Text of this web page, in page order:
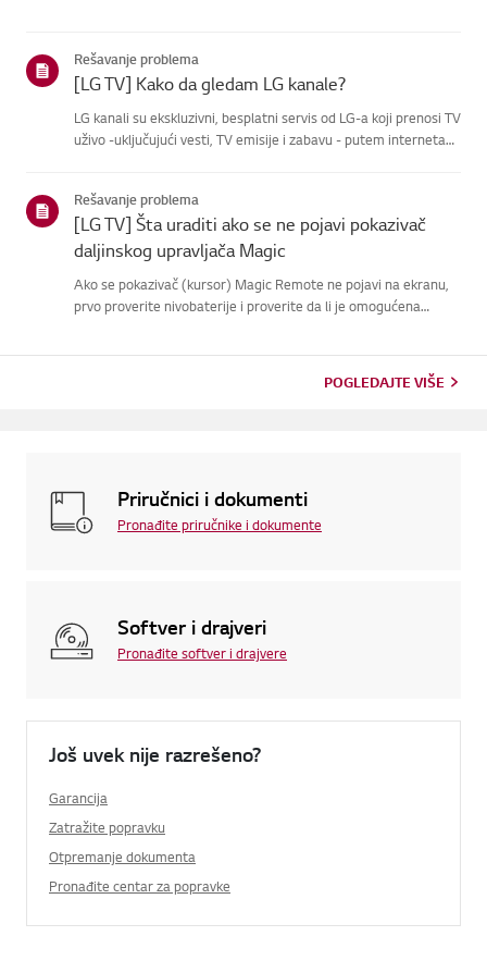
Rešavanje problema
[LG TV] Kako da gledam LG kanale?
LG kanali su ekskluzivni, besplatni servis od LG-a koji prenosi TV
uživo -uključujući vesti, TV emisije i zabavu - putem interneta
Rešavanje problema
[LG TV] Šta uraditi ako se ne pojavi pokazivač
daljinskog upravljača Magic
Ako se pokazivač (kursor) Magic Remote ne pojavi na ekranu,
prvo proverite nivobaterije i proverite da li je omogućena
POGLEDAJTE VIŠE
Priručnici i dokumenti
Pronađite priručnike i dokumente
Softver i drajveri
Pronađite softver i drajvere
Još uvek nije razrešeno?
Garancija
Zatražite popravku
Otpremanje dokumenta
Pronađite centar za popravke